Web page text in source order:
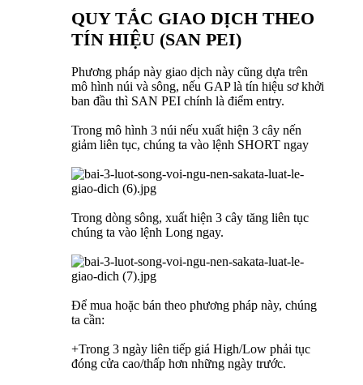
QUY TẮC GIAO DỊCH THEO
TÍN HIỆU (SAN PEI)
Phương pháp này giao dịch này cũng dựa trên
mô hình núi và sông, nếu GAP là tín hiệu sơ khởi
ban đầu thì SAN PEI chính là điểm entry.
Trong mô hình 3 núi nếu xuất hiện 3 cây nến
giảm liên tục, chúng ta vào lệnh SHORT ngay
Trong dòng sông, xuất hiện 3 cây tăng liên tục
chúng ta vào lệnh Long ngay.
Để mua hoặc bán theo phương pháp này, chúng
ta cần:
+Trong 3 ngày liên tiếp giá High/Low phải tục
đóng cửa cao/thấp hơn những ngày trước.